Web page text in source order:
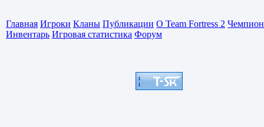
Главная Игроки Кланы Публикации О Team Fortress 2
Инвентарь Игровая статистика Форум